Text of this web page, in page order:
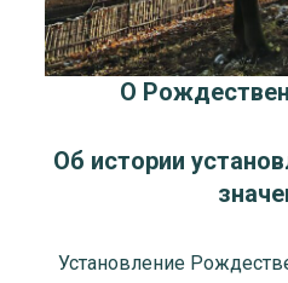
О
Об истории
Установление